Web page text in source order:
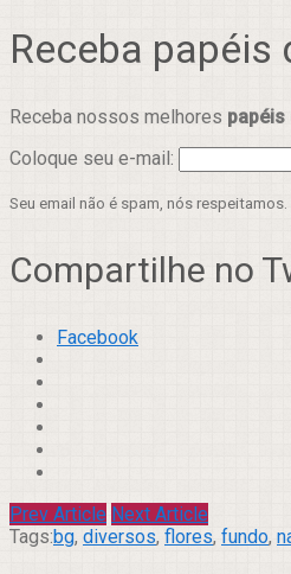
Receba papéis
Receba nossos melhores papéis
Coloque seu e-mail:
Seu email não é spam, nós
Compartilhe no
Facebook
Prev Article Next Article
Tags:bg, diversos, flores, fundo,